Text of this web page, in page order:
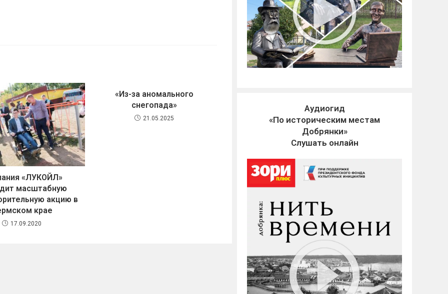
«ЛУКОЙЛ»
масштабную
акцию в
крае
17.09.2020
«Из-за аномального
снегопада»
21.05.2025
Аудиогид
«По историческим местам
Добрянки»
Слушать онлайн